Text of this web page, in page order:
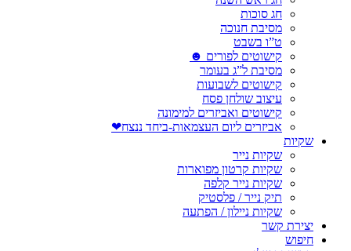
חג סוכות
מסיבת חנוכה
ט”ו בשבט
קישוטים לפורים ☻
מסיבת ל”ג בעומר
קישוטים לשבועות
עיצוב שולחן פסח
קישוטים ואביזרים למימונה
אביזרים ליום העצמאות-ביחד ננצח❤
שקיות
שקיות נייר
שקיות קרטון מפוארות
שקיות נייר קלפה
תיק נייר / פלסטיק
שקיות ניילון / הפתעה
יצירת קשר
חיפוש